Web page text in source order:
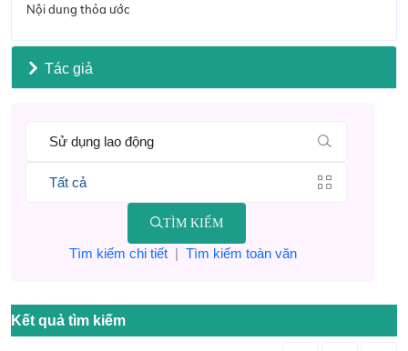
Nội dung thỏa ước
Tác giả
TÌM KIẾM
Tìm kiếm chi tiết| Tìm kiếm toàn văn
Kết quả tìm kiếm